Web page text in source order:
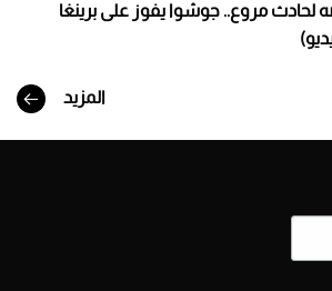
لحادث مروع.. جوشوا يفوز على برينغا
المزيد